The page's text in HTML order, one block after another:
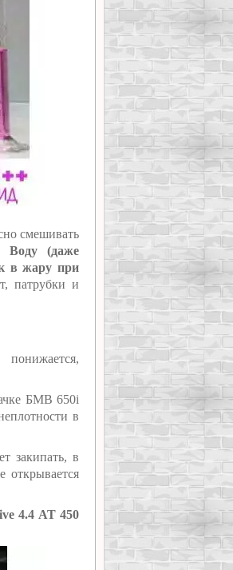
смешивать
Воду (даже
в жару при
патрубки и
БМВ 650i
в
закипать, в
4.4 AT 450